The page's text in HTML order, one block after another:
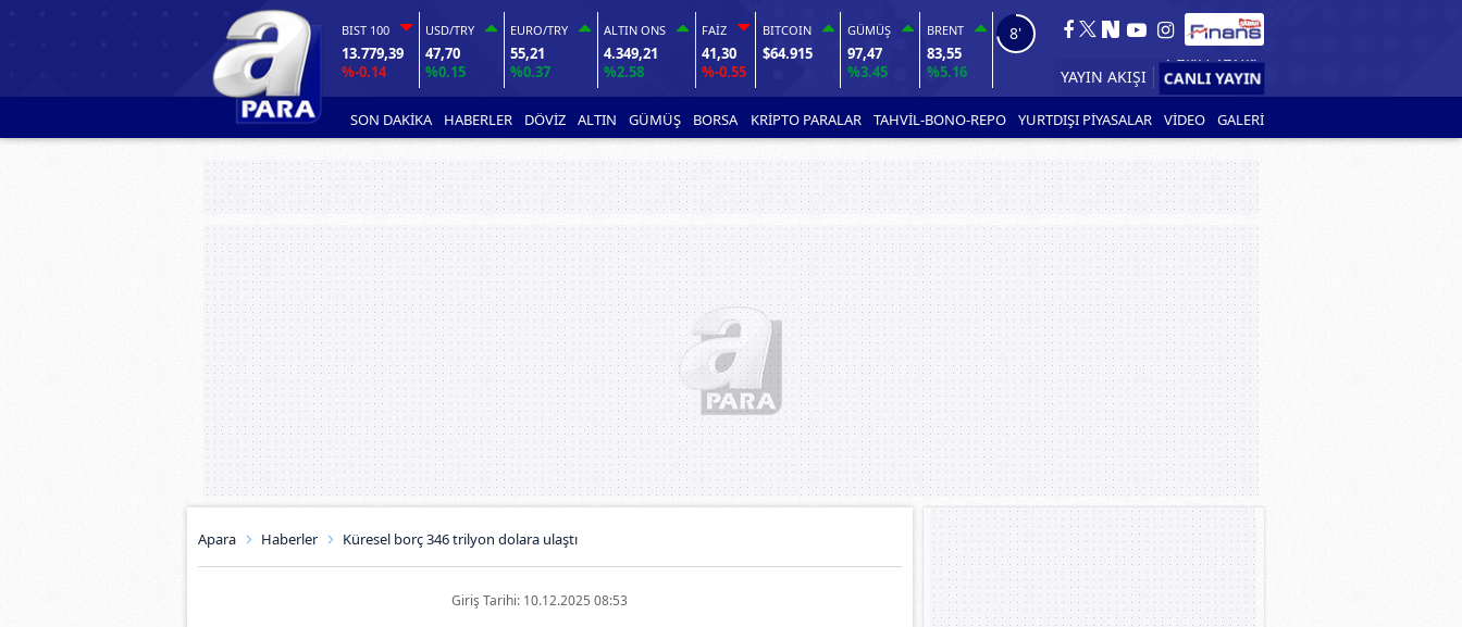
BIST 100
13.779,39
%-0.14
USD/TRY
47,70
%0.15
EURO/TRY
55,21
%0.37
ALTIN ONS
4.349,21
%2.58
FAİZ
41,30
%-0.55
BITCOIN
$64.915
GÜMÜŞ
97,47
%3.45
BRENT
83,55
%5.16
7'
YAYIN AKIŞI
SON DAKİKA HABERLER DÖVİZ ALTIN GÜMÜŞ BORSA KRİPTO PARALAR TAHVİL-BONO-REPO YURTDIŞI PİYASALAR VİDEO GALERİ
Apara Haberler Küresel borç 346 trilyon dolara ulaştı
Giriş Tarihi: 10.12.2025 08:53